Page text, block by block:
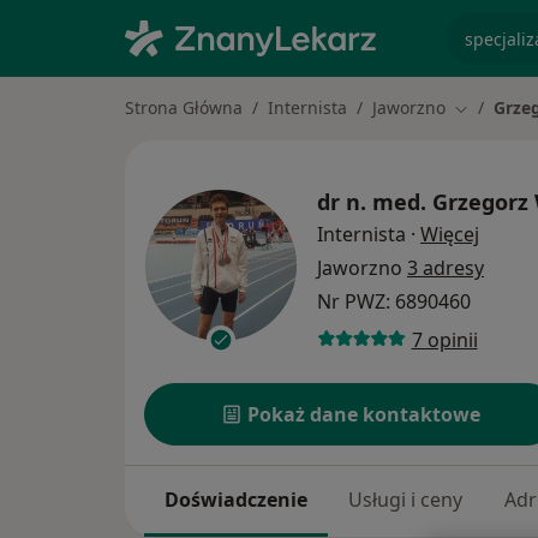
Strona Główna Internista Jaworzno Zmień
dr n. med. Grzegorz
Internista · Więcej
Jaworzno 3 adresy
Nr PWZ: 6890460
7 opinii
Pokaż dane kontaktowe
Doświadczenie Usługi i ceny